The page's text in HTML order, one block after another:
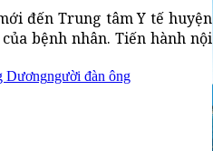
đến Trung tâm Y tế huyện
bệnh nhân. Tiến hành nội
Dươngngười đàn ông